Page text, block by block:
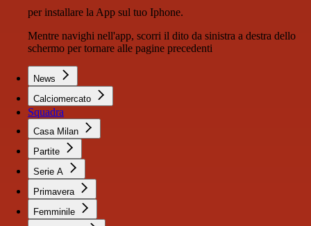
per installare la App sul tuo Iphone.
Mentre navighi nell'app, scorri il dito da sinistra a destra dello
schermo per tornare alle pagine precedenti
News
Calciomercato
Squadra
Casa Milan
Partite
Serie A
Primavera
Femminile